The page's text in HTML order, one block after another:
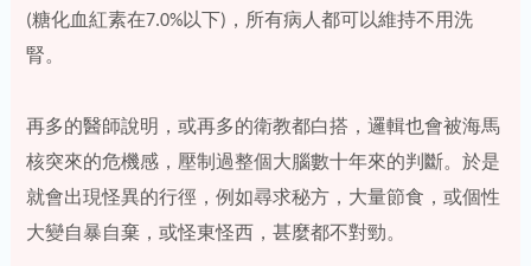
(糖化血紅素在7.0%以下)，所有病人都可以維持不用洗
腎。
再多的醫師說明，或再多的衛教都白搭，邏輯也會被海馬
核突來的危機感，壓制過整個大腦數十年來的判斷。於是
就會出現怪異的行徑，例如尋求秘方，大量節食，或個性
大變自暴自棄，或怪東怪西，甚麼都不對勁。